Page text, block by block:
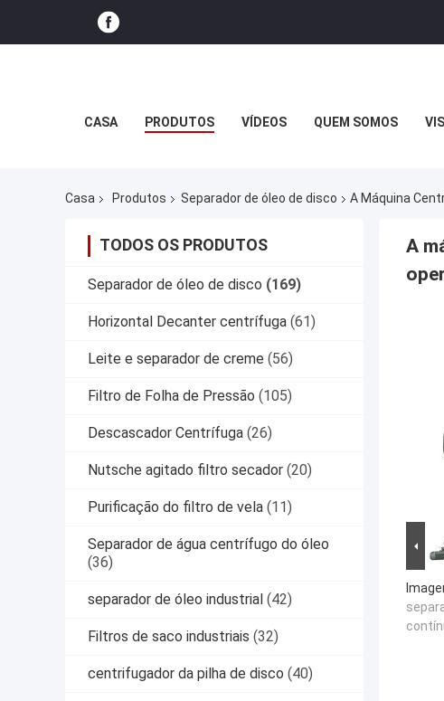
CASA PRODUTOS VÍDEOS QUEM SOMOS
Casa Produtos Separador de óleo de disco A Máquina
TODOS OS PRODUTOS
Separador de óleo de disco (169)
Horizontal Decanter centrífuga (61)
Leite e separador de creme (56)
Filtro de Folha de Pressão (105)
Descascador Centrífuga (26)
Nutsche agitado filtro secador (20)
Purificação do filtro de vela (11)
Separador de água centrífugo do óleo
(36)
separador de óleo industrial (42)
Filtros de saco industriais (32)
centrifugador da pilha de disco (40)
A